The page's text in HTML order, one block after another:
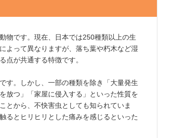
物です。現在、日本では250種類以上の生
よって異なりますが、落ち葉や朽木など湿
点が共通する特徴です。
す。しかし、一部の種類を除き「大量発生
放つ」「家屋に侵入する」といった性質を
とから、不快害虫としても知られていま
るとヒリヒリとした痛みを感じるといった